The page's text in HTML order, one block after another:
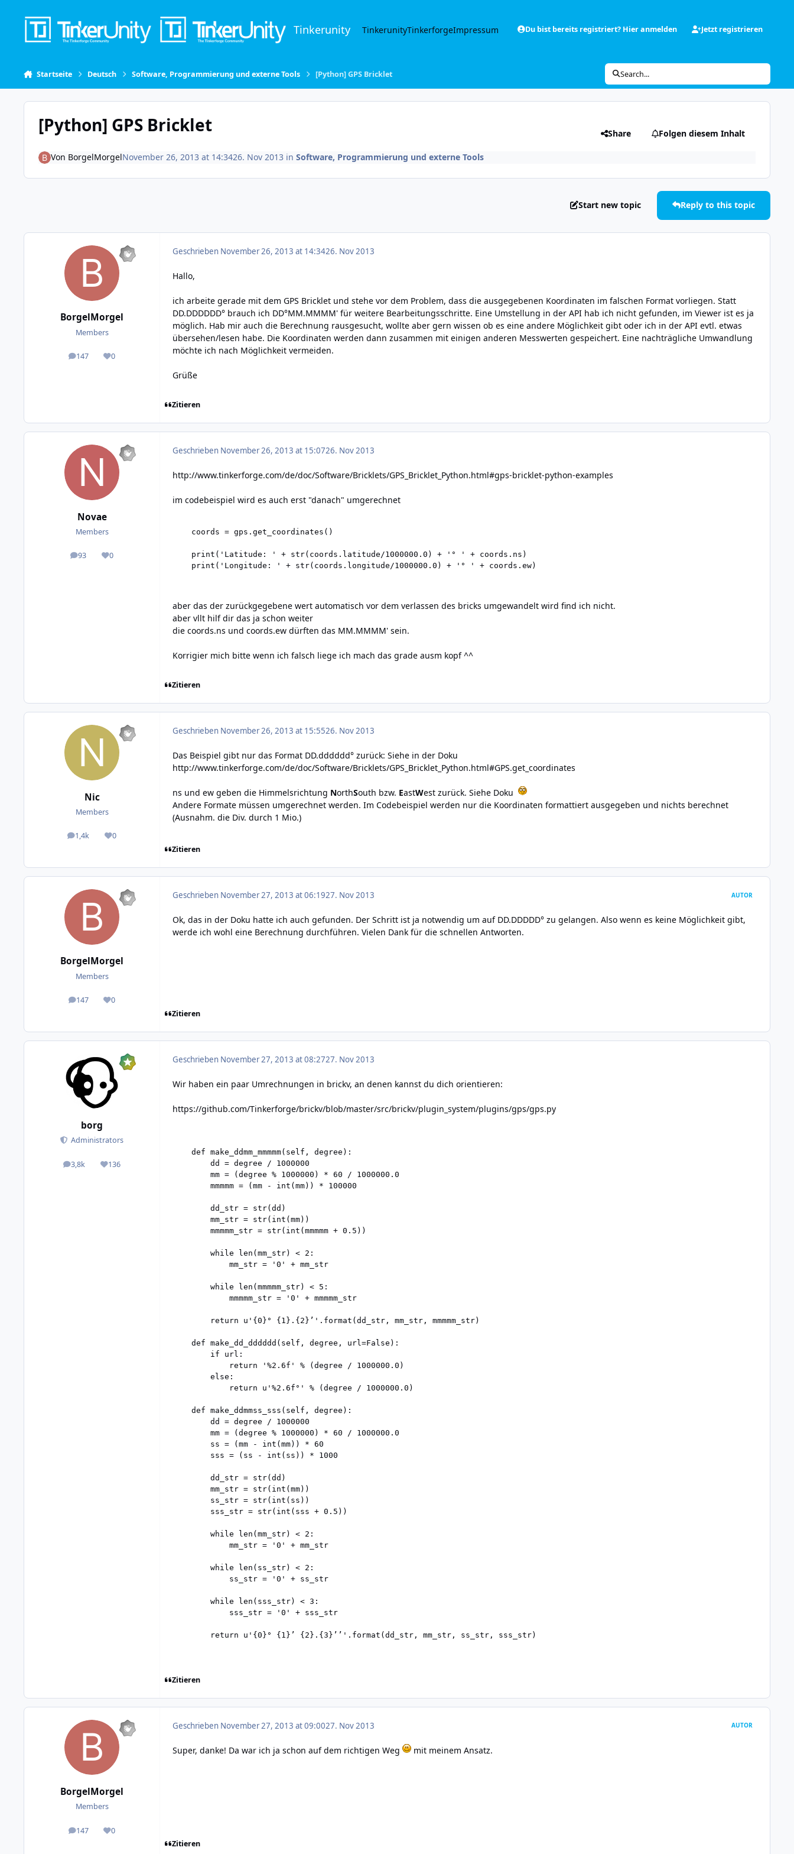
Tinkerunity TinkerunityTinkerforgeImpressum Du bist bereits registriert? Hier anmelden Jetzt registrieren
Startseite Deutsch Software, Programmierung und externe Tools [Python] GPS Bricklet Search...
[Python] GPS Bricklet Share Folgen diesem Inhalt
Von BorgelMorgelNovember 26, 2013 at 14:3426. Nov 2013 in Software, Programmierung und externe Tools
Start new topic Reply to this topic
BorgelMorgel
Members
147
posts 0
Reputation
Geschrieben November 26, 2013 at 14:3426. Nov 2013
Hallo,
ich arbeite gerade mit dem GPS Bricklet und stehe vor dem Problem, dass die ausgegebenen Koordinaten im falschen Format vorliegen. Statt
DD.DDDDDD° brauch ich DD°MM.MMMM' für weitere Bearbeitungsschritte. Eine Umstellung in der API hab ich nicht gefunden, im Viewer ist es ja
möglich. Hab mir auch die Berechnung rausgesucht, wollte aber gern wissen ob es eine andere Möglichkeit gibt oder ich in der API evtl. etwas
übersehen/lesen habe. Die Koordinaten werden dann zusammen mit einigen anderen Messwerten gespeichert. Eine nachträgliche Umwandlung
möchte ich nach Möglichkeit vermeiden.
Grüße
Zitieren
Novae
Members
93
posts 0
Reputation
Geschrieben November 26, 2013 at 15:0726. Nov 2013
http://www.tinkerforge.com/de/doc/Software/Bricklets/GPS_Bricklet_Python.html#gps-bricklet-python-examples
im codebeispiel wird es auch erst "danach" umgerechnet
coords = gps.get_coordinates()
print('Latitude: ' + str(coords.latitude/1000000.0) + '° ' + coords.ns)
print('Longitude: ' + str(coords.longitude/1000000.0) + '° ' + coords.ew)
aber das der zurückgegebene wert automatisch vor dem verlassen des bricks umgewandelt wird find ich nicht.
aber vllt hilf dir das ja schon weiter
die coords.ns und coords.ew dürften das MM.MMMM' sein.
Korrigier mich bitte wenn ich falsch liege ich mach das grade ausm kopf ^^
Zitieren
Nic
Members
1,4k
posts 0
Reputation
Geschrieben November 26, 2013 at 15:5526. Nov 2013
Das Beispiel gibt nur das Format DD.dddddd° zurück: Siehe in der Doku
http://www.tinkerforge.com/de/doc/Software/Bricklets/GPS_Bricklet_Python.html#GPS.get_coordinates
ns und ew geben die Himmelsrichtung NorthSouth bzw. EastWest zurück. Siehe Doku
Andere Formate müssen umgerechnet werden. Im Codebeispiel werden nur die Koordinaten formattiert ausgegeben und nichts berechnet
(Ausnahm. die Div. durch 1 Mio.)
Zitieren
BorgelMorgel
Members
147
posts 0
Reputation
Geschrieben November 27, 2013 at 06:1927. Nov 2013 AUTOR
Ok, das in der Doku hatte ich auch gefunden. Der Schritt ist ja notwendig um auf DD.DDDDD° zu gelangen. Also wenn es keine Möglichkeit gibt,
werde ich wohl eine Berechnung durchführen. Vielen Dank für die schnellen Antworten.
Zitieren
borg
Administrators
3,8k
posts 136
Reputation
Geschrieben November 27, 2013 at 08:2727. Nov 2013
Wir haben ein paar Umrechnungen in brickv, an denen kannst du dich orientieren:
https://github.com/Tinkerforge/brickv/blob/master/src/brickv/plugin_system/plugins/gps/gps.py
def make_ddmm_mmmmm(self, degree):
dd = degree / 1000000
mm = (degree % 1000000) * 60 / 1000000.0
mmmmm = (mm - int(mm)) * 100000
dd_str = str(dd)
mm_str = str(int(mm))
mmmmm_str = str(int(mmmmm + 0.5))
while len(mm_str) < 2:
mm_str = '0' + mm_str
while len(mmmmm_str) < 5:
mmmmm_str = '0' + mmmmm_str
return u'{0}° {1}.{2}’'.format(dd_str, mm_str, mmmmm_str)
def make_dd_dddddd(self, degree, url=False):
if url:
return '%2.6f' % (degree / 1000000.0)
else:
return u'%2.6f°' % (degree / 1000000.0)
def make_ddmmss_sss(self, degree):
dd = degree / 1000000
mm = (degree % 1000000) * 60 / 1000000.0
ss = (mm - int(mm)) * 60
sss = (ss - int(ss)) * 1000
dd_str = str(dd)
mm_str = str(int(mm))
ss_str = str(int(ss))
sss_str = str(int(sss + 0.5))
while len(mm_str) < 2:
mm_str = '0' + mm_str
while len(ss_str) < 2:
ss_str = '0' + ss_str
while len(sss_str) < 3:
sss_str = '0' + sss_str
Zitieren
BorgelMorgel
Members
147
posts 0
Reputation
Geschrieben November 27, 2013 at 09:0027. Nov 2013 AUTOR
Super, danke! Da war ich ja schon auf dem richtigen Weg mit meinem Ansatz.
Zitieren